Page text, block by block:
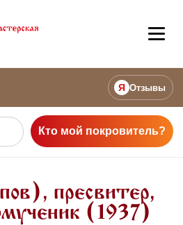
Я Отзывы
Кто мой покровитель?
пресвитер,
(1937)